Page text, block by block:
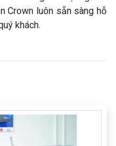
Crown luôn sẵn sàng hỗ
khách.